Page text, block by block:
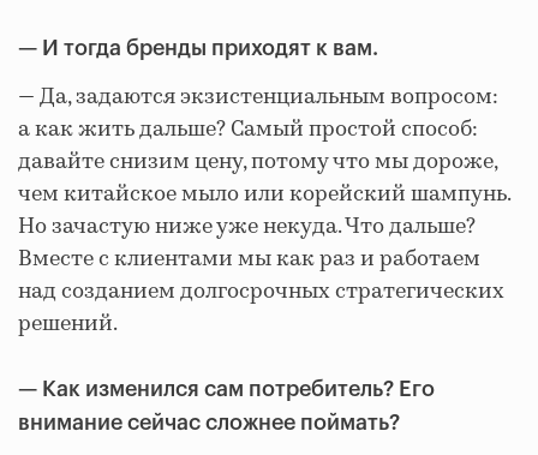
— И тогда бренды приходят к вам.
— Да, задаются экзистенциальным вопросом:
а как жить дальше? Самый простой способ:
давайте снизим цену, потому что мы дороже,
чем китайское мыло или корейский шампунь.
Но зачастую ниже уже некуда. Что дальше?
Вместе с клиентами мы как раз и работаем
над созданием долгосрочных стратегических
решений.
— Как изменился сам потребитель? Его
внимание сейчас сложнее поймать?